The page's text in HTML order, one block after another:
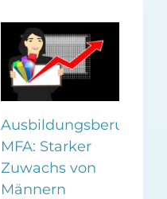
Ausbildungsberuf
MFA: Starker
Zuwachs von
Männern